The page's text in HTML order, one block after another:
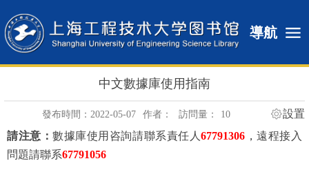
導航
中文數據庫使用指南
發布時間：2022-05-07 作者： 訪問量： 10
設置
請注意：數據庫使用咨詢請聯系責任人67791306 ，遠程接入
問題請聯系67791056